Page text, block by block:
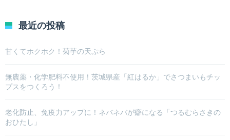
最近の投稿
甘くてホクホク！菊芋の天ぷら
無農薬・化学肥料不使用！茨城県産「紅はるか」でさつまいもチッ
プスをつくろう！
老化防止、免疫力アップに！ネバネバが癖になる「つるむらさきの
おひたし」